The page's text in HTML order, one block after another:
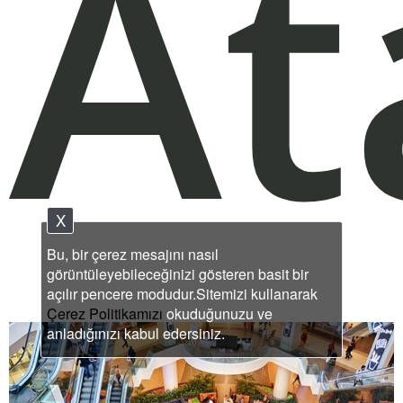
Bu, bir çerez mesajını nasıl
görüntüleyebileceğinizi gösteren basit bir
açılır pencere modudur.Sitemizi kullanarak
Çerez Politikamızı okuduğunuzu ve
anladığınızı kabul edersiniz.
X